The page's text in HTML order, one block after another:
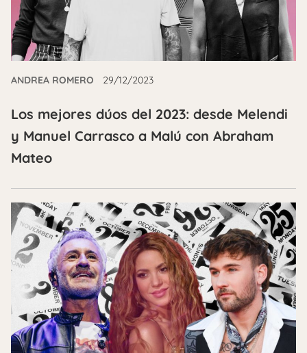
ANDREA ROMERO 29/12/2023
Los mejores dúos del 2023: desde Melendi
y Manuel Carrasco a Malú con Abraham
Mateo